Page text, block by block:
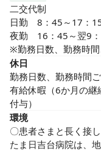
二交代制
日勤　8：45～17：
夜勤　16：45～翌9
※勤務日数、勤務時間
休日
勤務日数、勤務時間ご
有給休暇（6か月の継
付与）
環境
〇患者さまと長く接
たま日吉台病院は、